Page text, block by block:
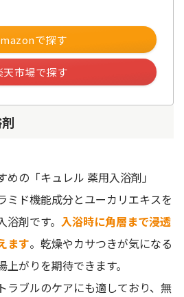
で探す
天市場で探す
の「キュレル 薬用入浴剤」
ミド機能成分とユーカリエキスを
剤です。 入浴時に角層まで浸透
ます。乾燥やカサつきが気になる
がりを期待できます。
ラブルのケアにも適しており、無